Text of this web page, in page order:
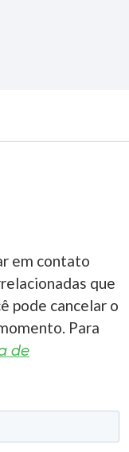
em contato
que
pode cancelar o
Para
de